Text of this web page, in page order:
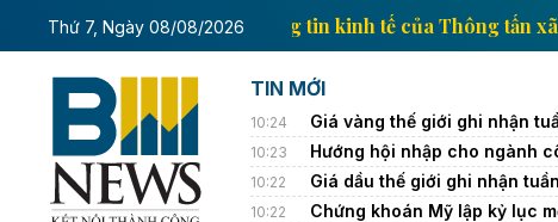
Thứ 7, Ngày 08/08/2026 Trang thông tin kinh tế của
TIN MỚI
10:24 Giá vàng thế giới ghi nhận
10:23 Hướng hội nhập cho ngành
10:22 Giá dầu thế giới ghi nhận
10:22 Chứng khoán Mỹ lập kỷ lục